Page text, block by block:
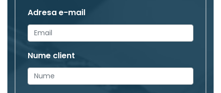
Adresa e-mail
Nume client